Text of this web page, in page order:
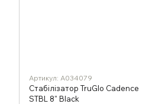
Артикул: A034079
Стабілізатор TruGlo Cadence
STBL 8" Black